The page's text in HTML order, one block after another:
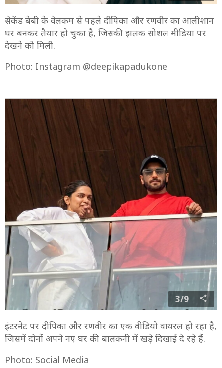
सेकेंड बेबी के वेलकम से पहले दीपिका और रणवीर का आलीशान
घर बनकर तैयार हो चुका है, जिसकी झलक सोशल मीडिया पर
देखने को मिली.
Photo: Instagram @deepikapadukone
3/9
इंटरनेट पर दीपिका और रणवीर का एक वीडियो वायरल हो रहा है,
जिसमें दोनों अपने नए घर की बालकनी में खड़े दिखाई दे रहे हैं.
Photo: Social Media